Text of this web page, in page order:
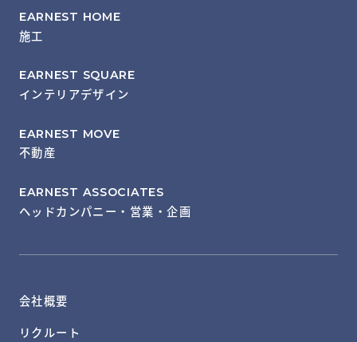
EARNEST HOME
施工
EARNEST SQUARE
インテリアデザイン
EARNEST MOVE
不動産
EARNEST ASSOCIATES
ヘッドカンパニー・営業・企画
会社概要
リクルート